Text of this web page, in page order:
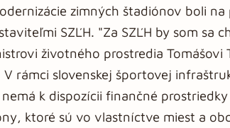
zimných štadiónov boli
SZĽH. "Za SZĽH by som sa
životného prostredia Tomášovi
rámci slovenskej športovej
nemá k dispozícii finančné
ktoré sú vo vlastníctve miest a